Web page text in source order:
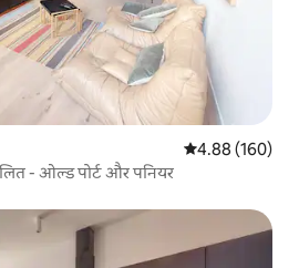
औसत रेटिंग 5 में से
4.88 (160)
- ओल्ड पोर्ट और पनियर